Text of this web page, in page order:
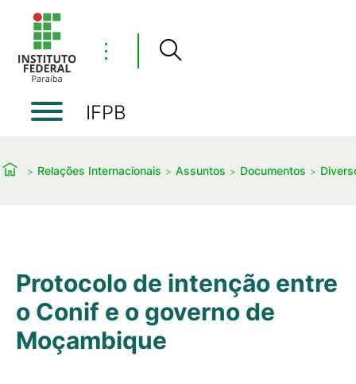
⋮
IFPB
Relações Internacionais Assuntos Documentos
Protocolo de intenção entre
o Conif e o governo de
Moçambique